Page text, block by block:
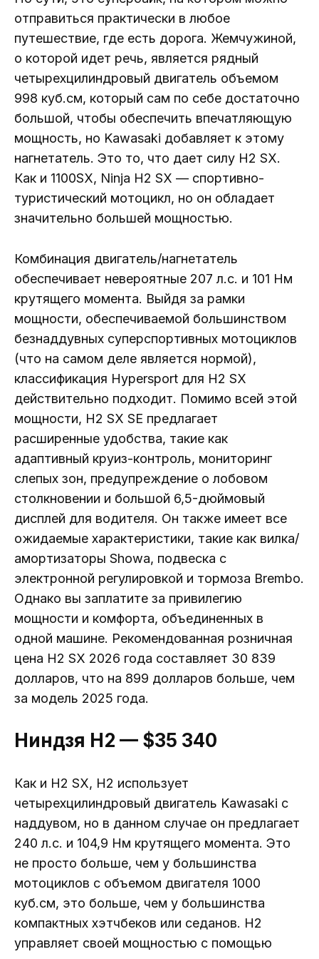
отправиться практически в любое
путешествие, где есть дорога. Жемчужиной,
о которой идет речь, является рядный
четырехцилиндровый двигатель объемом
998 куб.см, который сам по себе достаточно
большой, чтобы обеспечить впечатляющую
мощность, но Kawasaki добавляет к этому
нагнетатель. Это то, что дает силу H2 SX.
Как и 1100SX, Ninja H2 SX — спортивно-
туристический мотоцикл, но он обладает
значительно большей мощностью.
Комбинация двигатель/нагнетатель
обеспечивает невероятные 207 л.с. и 101 Нм
крутящего момента. Выйдя за рамки
мощности, обеспечиваемой большинством
безнаддувных суперспортивных мотоциклов
(что на самом деле является нормой),
классификация Hypersport для H2 SX
действительно подходит. Помимо всей этой
мощности, H2 SX SE предлагает
расширенные удобства, такие как
адаптивный круиз-контроль, мониторинг
слепых зон, предупреждение о лобовом
столкновении и большой 6,5-дюймовый
дисплей для водителя. Он также имеет все
ожидаемые характеристики, такие как вилка/
амортизаторы Showa, подвеска с
электронной регулировкой и тормоза Brembo.
Однако вы заплатите за привилегию
мощности и комфорта, объединенных в
одной машине. Рекомендованная розничная
цена H2 SX 2026 года составляет 30 839
долларов, что на 899 долларов больше, чем
за модель 2025 года.
Ниндзя H2 — $35 340
Как и H2 SX, H2 использует
четырехцилиндровый двигатель Kawasaki с
наддувом, но в данном случае он предлагает
240 л.с. и 104,9 Нм крутящего момента. Это
не просто больше, чем у большинства
мотоциклов с объемом двигателя 1000
куб.см, это больше, чем у большинства
компактных хэтчбеков или седанов. H2
управляет своей мощностью с помощью